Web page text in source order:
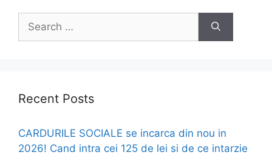
for:
Recent Posts
CARDURILE SOCIALE se incarca din nou in
2026! Cand intra cei 125 de lei si de ce intarzie